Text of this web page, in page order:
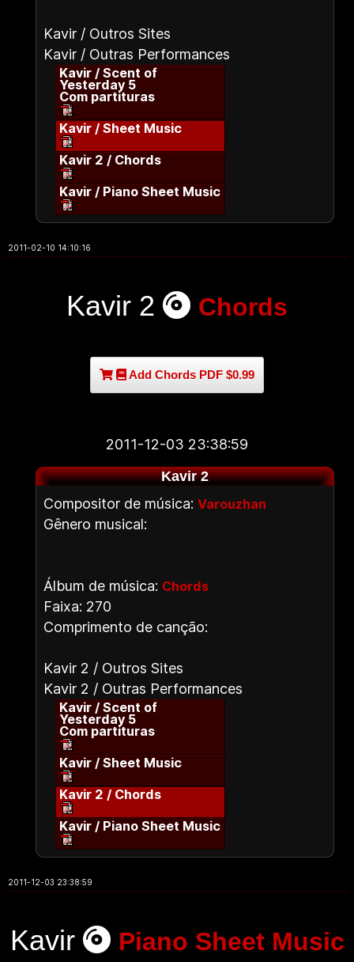
Kavir / Outros Sites
Kavir / Outras Performances
Kavir / Scent of
Yesterday 5
Com partituras
Kavir / Sheet Music
Kavir 2 / Chords
Kavir / Piano Sheet Music
2011-02-10 14:10:16
Kavir 2 Chords
Add Chords PDF $0.99
2011-12-03 23:38:59
Kavir 2
Compositor de música: Varouzhan
Gênero musical:
Álbum de música: Chords
Faixa: 270
Comprimento de canção:
Kavir 2 / Outros Sites
Kavir 2 / Outras Performances
Kavir / Scent of
Yesterday 5
Com partituras
Kavir / Sheet Music
Kavir 2 / Chords
Kavir / Piano Sheet Music
2011-12-03 23:38:59
Kavir Piano Sheet Music